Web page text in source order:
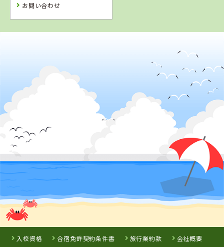
詳 細 予 約
3位
米沢ドライビングスクール
予 約
お問い合わせ
入校資格 合宿免許契約条件書 旅行業約款
会社概要